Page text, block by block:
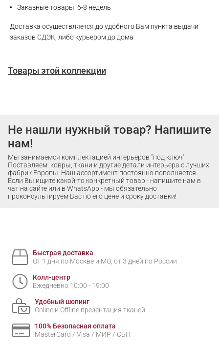
Заказные товары: 6-8 недель
Доставка осуществляется до удобного Вам пункта выдачи
заказов СДЭК, либо курьером до дома
Товары этой коллекции
Не нашли нужный товар? Напишите
нам!
Мы занимаемся комплектацией интерьеров "под ключ".
Поставляем: ковры, ткани и другие детали интерьера с лучших
фабрик Европы. Наш ассортимент постоянно пополняется.
Если Вы ищите какой-то конкретный товар - напишите нам в
чат на сайте или в WhatsApp - мы обязательно
проконсультируем Вас по его цене и сроку доставки!
Быстрая доставка
От 1 дня по Москве и МО, от 3 дней по России
Колл-центр
Ежедневно 10:00 - 19:00
Удобный шопинг
Online и Offline презентация тканей
100% Безопасная оплата
MasterCard / Visa / МИР / СБП